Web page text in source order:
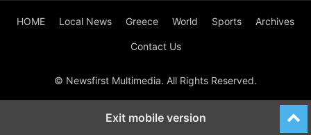
HOME Local News Greece World Sports Archives
Contact Us
© Newsfirst Multimedia. All Rights Reserved.
Exit mobile version